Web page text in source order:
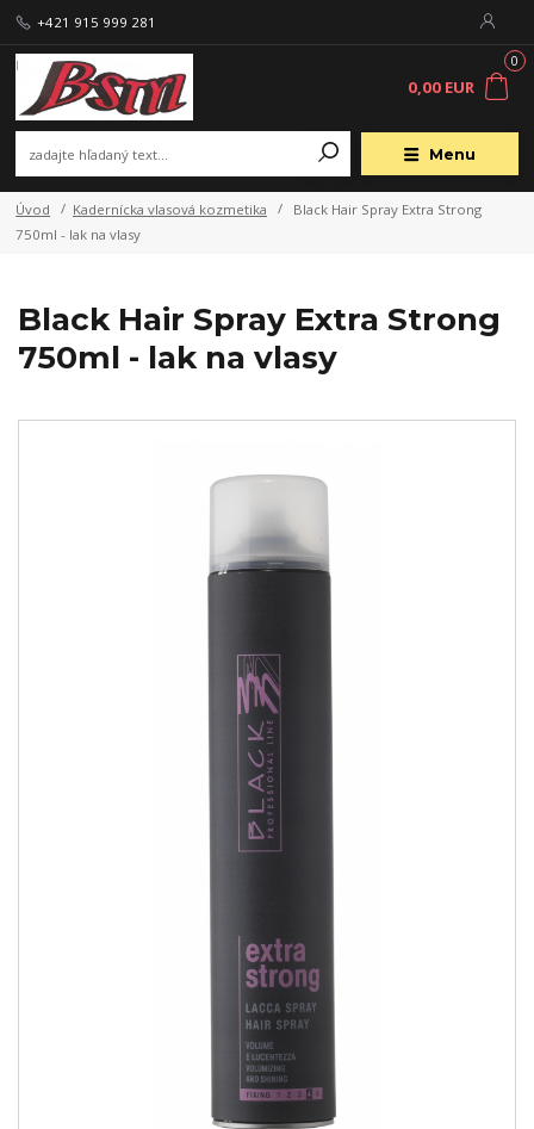
Menu
+421 915 999 281
0
0,00 EUR
Úvod Kadernícka vlasová kozmetika
Black Hair Spray Extra Strong
750ml - lak na vlasy
Black Hair Spray Extra Strong
750ml - lak na vlasy